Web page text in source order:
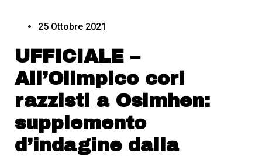
25 Ottobre 2021
UFFICIALE –
All’Olimpico cori
razzisti a Osimhen:
supplemento
d’indagine dalla